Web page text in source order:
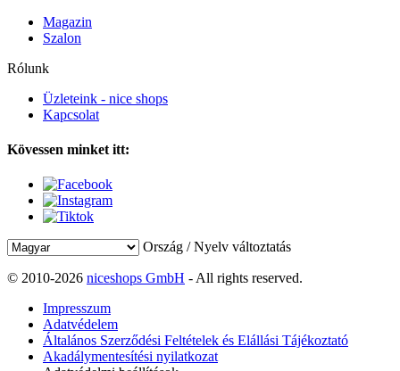
Magazin
Szalon
Rólunk
Üzleteink - nice shops
Kapcsolat
Kövessen minket itt:
Ország / Nyelv változtatás
© 2010-2026 niceshops GmbH - All rights reserved.
Impresszum
Adatvédelem
Általános Szerződési Feltételek és Elállási Tájékoztató
Akadálymentesítési nyilatkozat